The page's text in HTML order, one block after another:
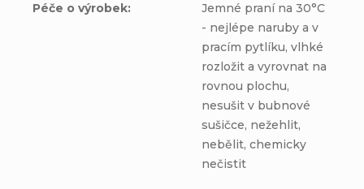
Péče o výrobek:
Jemné praní na 30°C
- nejlépe naruby a v
pracím pytlíku, vlhké
rozložit a vyrovnat na
rovnou plochu,
nesušit v bubnové
sušičce, nežehlit,
nebělit, chemicky
nečistit